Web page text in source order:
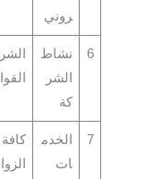
روني
6
نشاط
الشر
كة
7
الخدم
ات